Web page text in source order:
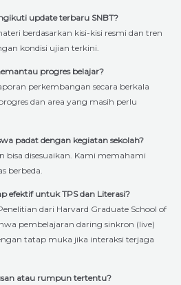
update terbaru SNBT?
berdasarkan kisi-kisi resmi dan tren
kondisi ujian terkini.
progres belajar?
perkembangan secara berkala
dan area yang masih perlu
padat dengan kegiatan sekolah?
bisa disesuaikan. Kami memahami
berbeda.
efektif untuk TPS dan Literasi?
dari Harvard Graduate School of
pembelajaran daring sinkron (live)
tatap muka jika interaksi terjaga
atau rumpun tertentu?